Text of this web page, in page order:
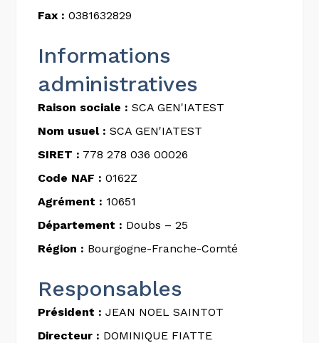
Fax : 0381632829
Informations
administratives
Raison sociale : SCA GEN'IATEST
Nom usuel : SCA GEN'IATEST
SIRET : 778 278 036 00026
Code NAF : 0162Z
Agrément : 10651
Département : Doubs – 25
Région : Bourgogne-Franche-Comté
Responsables
Président : JEAN NOEL SAINTOT
Directeur : DOMINIQUE FIATTE